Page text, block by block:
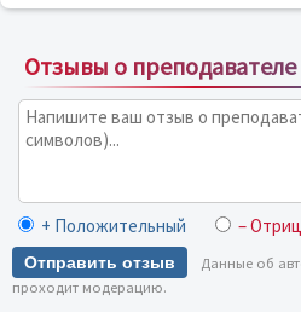
Отзывы о преподавателе
+ Положительный –
Отправить отзыв
Данные об
проходит модерацию.